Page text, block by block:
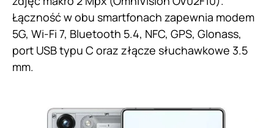
Łączność w obu smartfonach zapewnia modem
5G, Wi-Fi 7, Bluetooth 5.4, NFC, GPS, Glonass,
port USB typu C oraz złącze słuchawkowe 3.5
mm.